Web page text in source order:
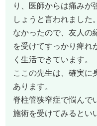
り、医師からは痛みが
しょうと言われました
なかったので、友人の
を受けてすっかり痺れ
く生活できています。
ここの先生は、確実に
あります。
脊柱管狭窄症で悩んで
施術を受けてみるとい